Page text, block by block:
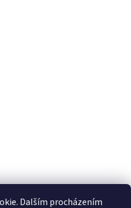
Dalším procházením